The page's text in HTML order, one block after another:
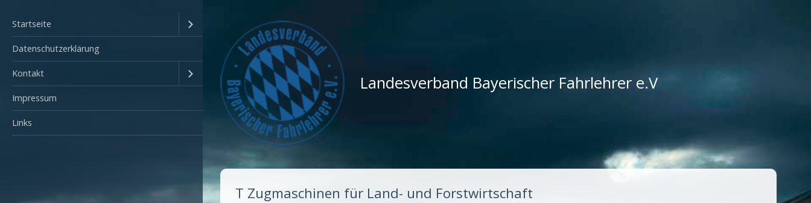
Startseite
Datenschutzerklärung
Kontakt
Impressum
Links
Landesverband Bayerischer Fahrlehrer e.V
T Zugmaschinen für Land- und Forstwirtschaft